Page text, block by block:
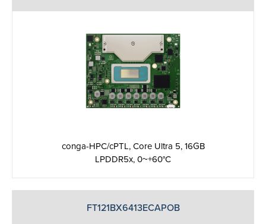
conga-HPC/cPTL, Core Ultra 5, 16GB
LPDDR5x, 0~+60°C
FT121BX6413ECAPOB